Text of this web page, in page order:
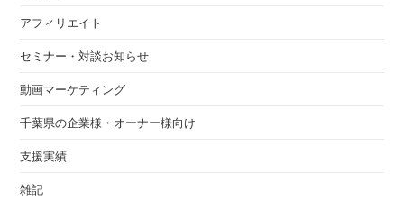
アフィリエイト
セミナー・対談お知らせ
動画マーケティング
千葉県の企業様・オーナー様向け
支援実績
雑記